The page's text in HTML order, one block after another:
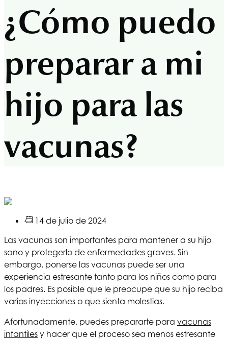
¿Cómo puedo
preparar a mi
hijo para las
vacunas?
14 de julio de 2024
Las vacunas son importantes para mantener a su hijo
sano y protegerlo de enfermedades graves. Sin
embargo, ponerse las vacunas puede ser una
experiencia estresante tanto para los niños como para
los padres. Es posible que le preocupe que su hijo reciba
varias inyecciones o que sienta molestias.
Afortunadamente, puedes prepararte para vacunas
infantiles y hacer que el proceso sea menos estresante